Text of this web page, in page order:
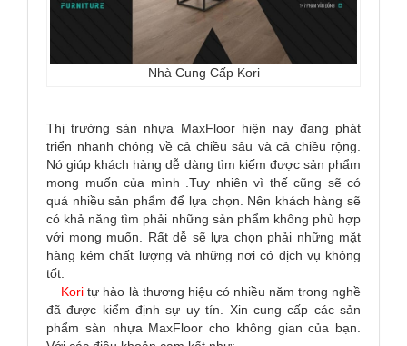
Nhà Cung Cấp Kori
Thị trường sàn nhựa MaxFloor hiện nay đang phát
triển nhanh chóng về cả chiều sâu và cả chiều rộng.
Nó giúp khách hàng dễ dàng tìm kiếm được sản phẩm
mong muốn của mình .Tuy nhiên vì thế cũng sẽ có
quá nhiều sản phẩm để lựa chọn. Nên khách hàng sẽ
có khả năng tìm phải những sản phẩm không phù hợp
với mong muốn. Rất dễ sẽ lựa chọn phải những mặt
hàng kém chất lượng và những nơi có dịch vụ không
tốt.
Kori tự hào là thương hiệu có nhiều năm trong nghề
đã được kiểm định sự uy tín. Xin cung cấp các sản
phẩm sàn nhựa MaxFloor cho không gian của bạn.